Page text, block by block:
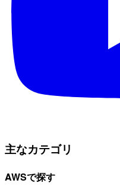
主なカテゴリ
AWSで探す